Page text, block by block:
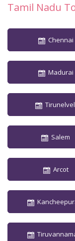
Tamil Nadu
Chennai
Madurai
Salem
Arcot